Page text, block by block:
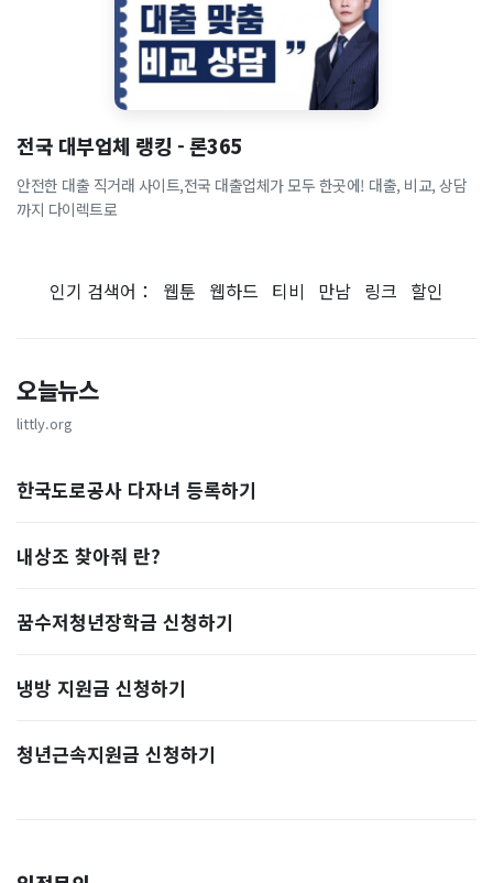
전국 대부업체 랭킹 - 론365
안전한 대출 직거래 사이트,전국 대출업체가 모두 한곳에! 대출, 비교, 상담
까지 다이렉트로
인기 검색어： 웹툰 웹하드 티비 만남 링크 할인
오늘뉴스
littly.org
한국도로공사 다자녀 등록하기
내상조 찾아줘 란?
꿈수저청년장학금 신청하기
냉방 지원금 신청하기
청년근속지원금 신청하기